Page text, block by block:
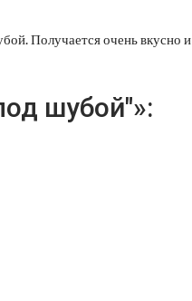
Получается очень вкусно и
шубой"»: